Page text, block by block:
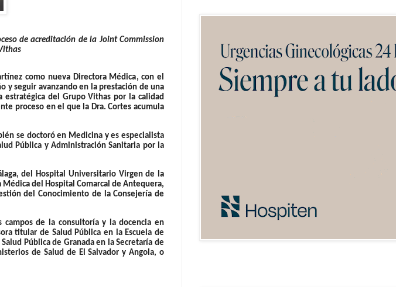
de acreditación de la Joint Commission
como nueva Directora Médica, con el
seguir avanzando en la prestación de una
estratégica del Grupo Vithas por la calidad
proceso en el que la Dra. Cortes acumula
se doctoró en Medicina y es especialista
Pública y Administración Sanitaria por la
del Hospital Universitario Virgen de la
del Hospital Comarcal de Antequera,
del Conocimiento de la Consejería de
campos de la consultoría y la docencia en
titular de Salud Pública en la Escuela de
Pública de Granada en la Secretaría de
de Salud de El Salvador y Angola, o